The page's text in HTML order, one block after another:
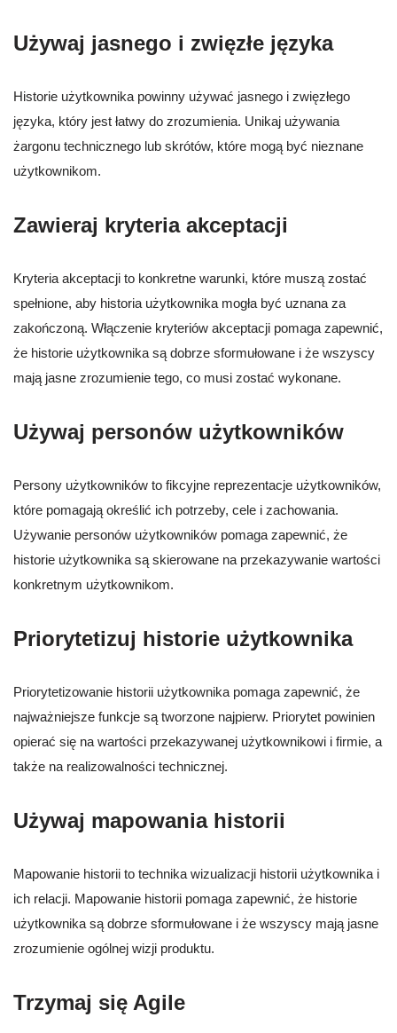
Używaj jasnego i zwięzłe języka
Historie użytkownika powinny używać jasnego i zwięzłego
języka, który jest łatwy do zrozumienia. Unikaj używania
żargonu technicznego lub skrótów, które mogą być nieznane
użytkownikom.
Zawieraj kryteria akceptacji
Kryteria akceptacji to konkretne warunki, które muszą zostać
spełnione, aby historia użytkownika mogła być uznana za
zakończoną. Włączenie kryteriów akceptacji pomaga zapewnić,
że historie użytkownika są dobrze sformułowane i że wszyscy
mają jasne zrozumienie tego, co musi zostać wykonane.
Używaj personów użytkowników
Persony użytkowników to fikcyjne reprezentacje użytkowników,
które pomagają określić ich potrzeby, cele i zachowania.
Używanie personów użytkowników pomaga zapewnić, że
historie użytkownika są skierowane na przekazywanie wartości
konkretnym użytkownikom.
Priorytetizuj historie użytkownika
Priorytetizowanie historii użytkownika pomaga zapewnić, że
najważniejsze funkcje są tworzone najpierw. Priorytet powinien
opierać się na wartości przekazywanej użytkownikowi i firmie, a
także na realizowalności technicznej.
Używaj mapowania historii
Mapowanie historii to technika wizualizacji historii użytkownika i
ich relacji. Mapowanie historii pomaga zapewnić, że historie
użytkownika są dobrze sformułowane i że wszyscy mają jasne
zrozumienie ogólnej wizji produktu.
Trzymaj się Agile